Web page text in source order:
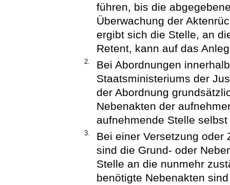
führen, bis die
Überwachung der
ergibt sich die Stelle, an
Retent, kann auf das
2.
Bei Abordnungen
Staatsministeriums der
der Abordnung
Nebenakten der
aufnehmende Stelle
3.
Bei einer Versetzung oder
sind die Grund- oder
Stelle an die nunmehr
benötigte Nebenakten